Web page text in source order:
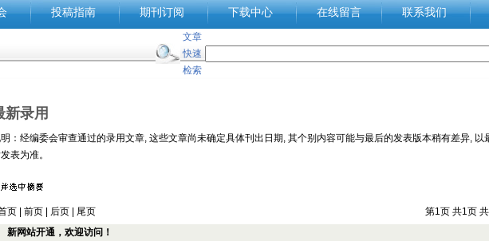
投稿指南 期刊订阅 下载中心 在线留言 联系我们
文章
快速
检索
新录用
：经编委会审查通过的录用文章, 这些文章尚未确定具体刊出日期, 其个别内容可能与最后的发表版本稍有差异, 以
表为准。
页 | 前页 | 后页 | 尾页
第1页 共1页
新网站开通，欢迎访问！